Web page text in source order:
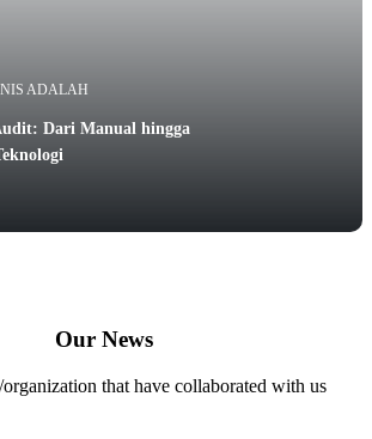
ADALAH
Dari Manual hingga
Our News
that have collaborated with us